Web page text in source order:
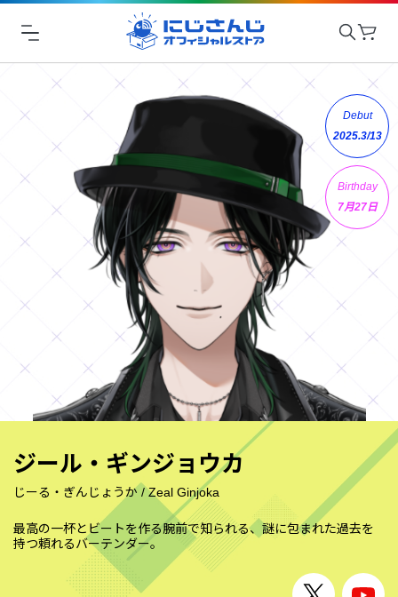
ジール・ギンジョウカ
じーる・ぎんじょうか / Zeal Ginjoka
最高の一杯とビートを作る腕前で知られる、謎に包まれた過去を
持つ頼れるバーテンダー。
Debut
2025.3/13
Birthday
7月27日